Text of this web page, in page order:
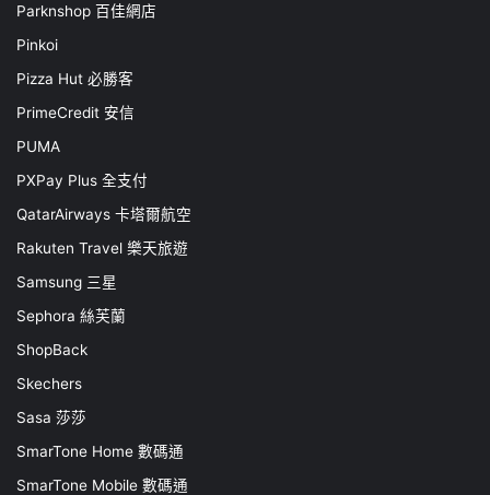
Parknshop 百佳網店
Pinkoi
Pizza Hut 必勝客
PrimeCredit 安信
PUMA
PXPay Plus 全支付
QatarAirways 卡塔爾航空
Rakuten Travel 樂天旅遊
Samsung 三星
Sephora 絲芙蘭
ShopBack
Skechers
Sasa 莎莎
SmarTone Home 數碼通
SmarTone Mobile 數碼通